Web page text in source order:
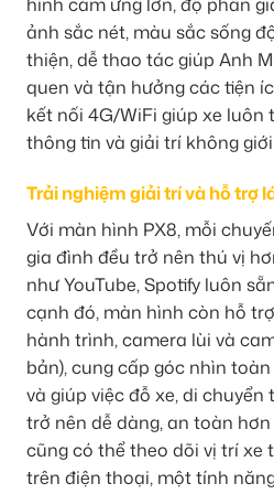
hình cảm ứng lớn, độ phân
ảnh sắc nét, màu sắc sống
thiện, dễ thao tác giúp Anh
quen và tận hưởng các tiện
kết nối 4G/WiFi giúp xe luôn
thông tin và giải trí không
Trải nghiệm giải trí và hỗ trợ
Với màn hình PX8, mỗi
gia đình đều trở nên thú vị
như YouTube, Spotify luôn
cạnh đó, màn hình còn hỗ
hành trình, camera lùi và
bản), cung cấp góc nhìn
và giúp việc đỗ xe, di
trở nên dễ dàng, an toàn
cũng có thể theo dõi vị trí xe
trên điện thoại, một tính